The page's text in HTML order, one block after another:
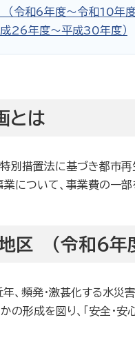
令和6年度〜令和10年度
26年度～平成30年度）
とは
別措置法に基づき都市
について、事業費の一
区 （令和6年
、頻発・激甚化する水災
形成を図り、「安全・